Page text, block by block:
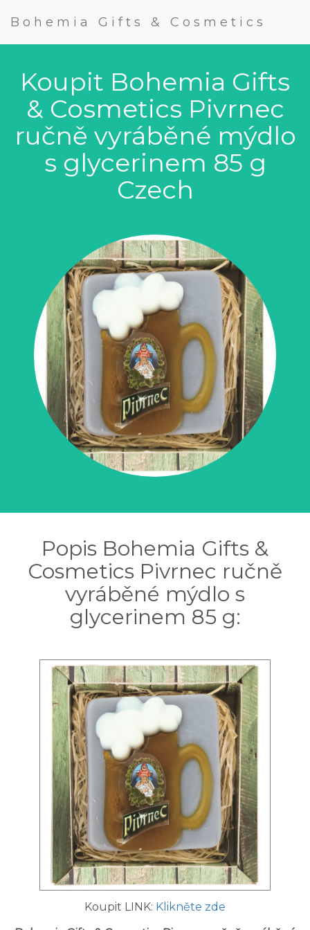
Bohemia Gifts & Cosmetics
Koupit Bohemia Gifts
& Cosmetics Pivrnec
ručně vyráběné mýdlo
s glycerinem 85 g
Czech
Popis Bohemia Gifts &
Cosmetics Pivrnec ručně
vyráběné mýdlo s
glycerinem 85 g:
Koupit LINK: Klikněte zde